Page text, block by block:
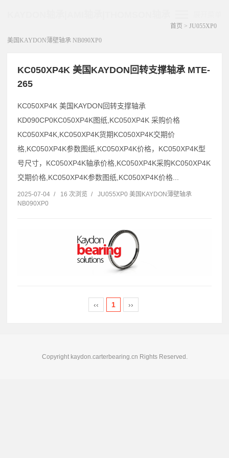
首页 > JU055XP0
美国KAYDON薄壁轴承 NB090XP0
KC050XP4K 美国KAYDON回转支撑轴承 MTE-
265
KC050XP4K 美国KAYDON回转支撑轴承
KD090CP0KC050XP4K图纸,KC050XP4K 采购价格
KC050XP4K,KC050XP4K货期KC050XP4K交期价
格,KC050XP4K参数图纸,KC050XP4K价格，KC050XP4K型
号尺寸，KC050XP4K轴承价格,KC050XP4K采购KC050XP4K
交期价格,KC050XP4K参数图纸,KC050XP4K价格...
2025-07-04 / 16 次浏览 /
JU055XP0 美国KAYDON薄壁轴承
NB090XP0
‹‹ 1 ››
Copyright kaydon.carterbearing.cn Rights Reserved.